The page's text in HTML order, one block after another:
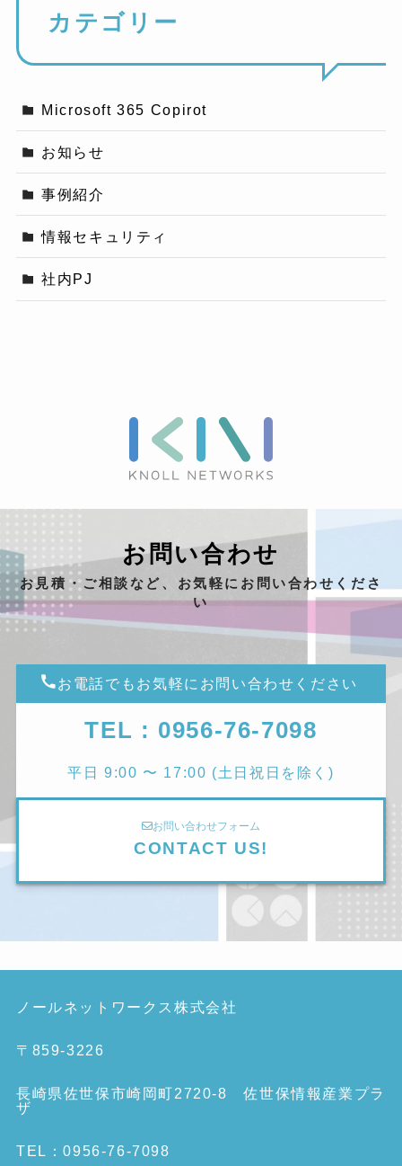
カテゴリー
Microsoft 365 Copirot
お知らせ
事例紹介
情報セキュリティ
社内PJ
お問い合わせ
お見積・ご相談など、お気軽にお問い合わせくださ
い
お電話でもお気軽にお問い合わせください
TEL : 0956-76-7098
平日 9:00 〜 17:00 (土日祝日を除く)
お問い合わせフォーム
CONTACT US!
ノールネットワークス株式会社
〒859-3226
長崎県佐世保市崎岡町2720-8 佐世保情報産業プラ
ザ
TEL：0956-76-7098